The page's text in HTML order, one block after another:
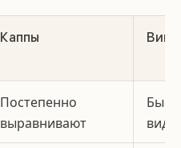
Каппы
Постепенно
выравнивают
вид